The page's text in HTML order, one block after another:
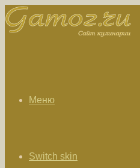
Меню
Switch skin